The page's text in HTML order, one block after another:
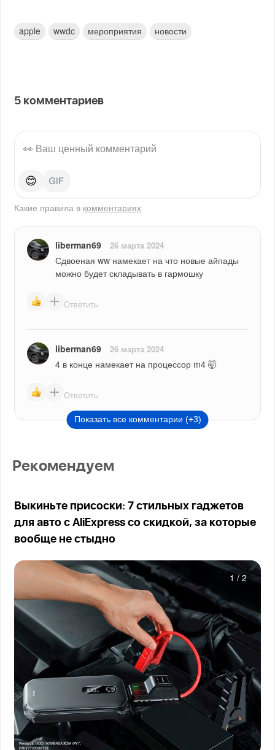
apple wwdc мероприятия новости
5 комментариев
😊
Какие правила в комментариях
liberman69 26 марта 2024
Сдвоеная ww намекает на что новые айпады
можно будет складывать в гармошку
Ответить
liberman69 26 марта 2024
4 в конце намекает на процессор m4 🤯
Ответить
Показать все комментарии (+3)
Рекомендуем
Выкиньте присоски: 7 стильных гаджетов
для авто с AliExpress со скидкой, за которые
вообще не стыдно
1 / 2